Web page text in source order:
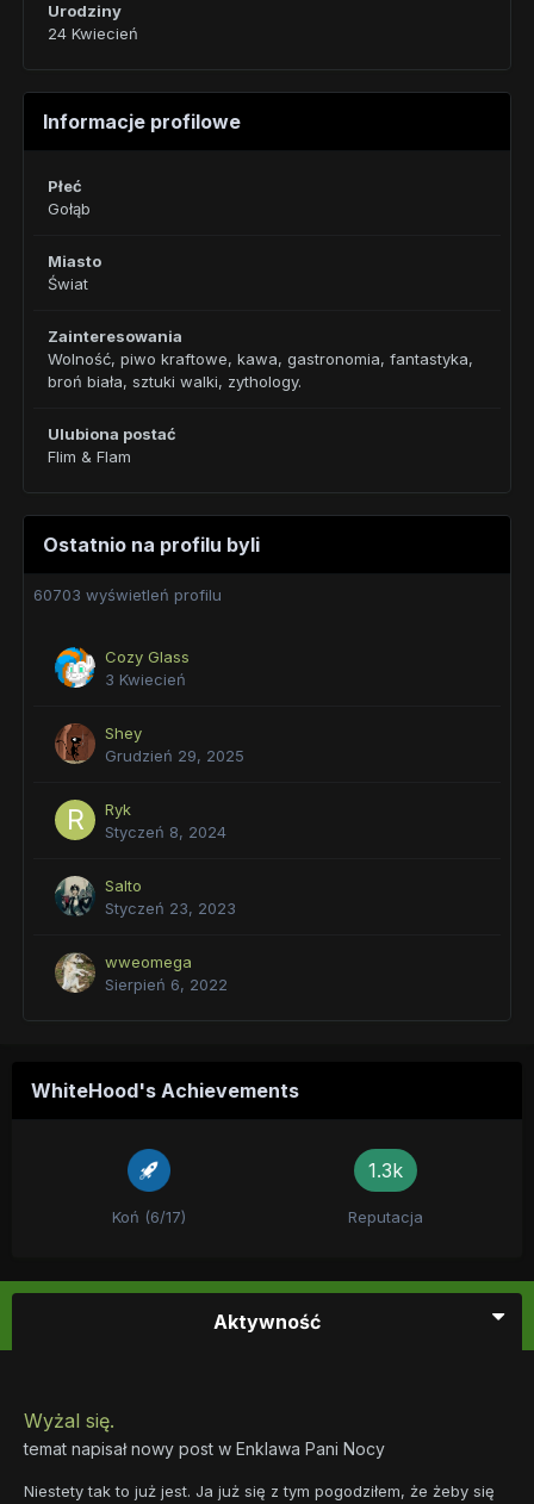
Urodziny
24 Kwiecień
Informacje profilowe
Płeć
Gołąb
Miasto
Świat
Zainteresowania
Wolność, piwo kraftowe, kawa, gastronomia, fantastyka,
broń biała, sztuki walki, zythology.
Ulubiona postać
Flim & Flam
Ostatnio na profilu byli
60703 wyświetleń profilu
Cozy Glass
3 Kwiecień
Shey
Grudzień 29, 2025
Ryk
Styczeń 8, 2024
Salto
Styczeń 23, 2023
wweomega
Sierpień 6, 2022
WhiteHood's Achievements
Koń (6/17)
1.3k
Reputacja
Aktywność
Wyżal się.
temat napisał nowy post w Enklawa Pani Nocy
Niestety tak to już jest. Ja już się z tym pogodziłem, że żeby się